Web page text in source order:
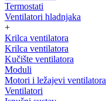
Termostati
Ventilatori hladnjaka
+
Krilca ventilatora
Krilca ventilatora
Kučište ventilatora
Moduli
Motori i ležajevi ventilatora
Ventilatori